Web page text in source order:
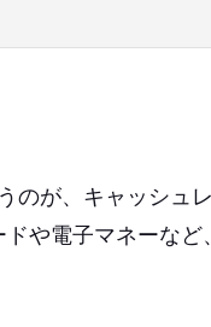
のが、キャッシュ
や電子マネーな